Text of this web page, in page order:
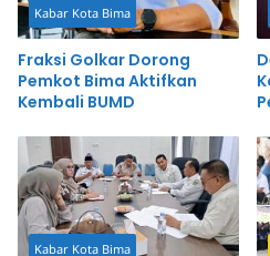
Kabar Kota Bima
Fraksi Golkar Dorong
Pemkot Bima Aktifkan
Kembali BUMD
Kabar Kota Bima